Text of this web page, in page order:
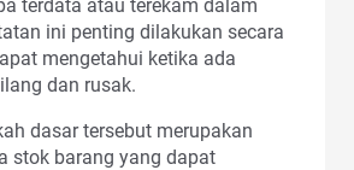
terdata atau terekam dalam
ini penting dilakukan secara
mengetahui ketika ada
dan rusak.
dasar tersebut merupakan
stok barang yang dapat